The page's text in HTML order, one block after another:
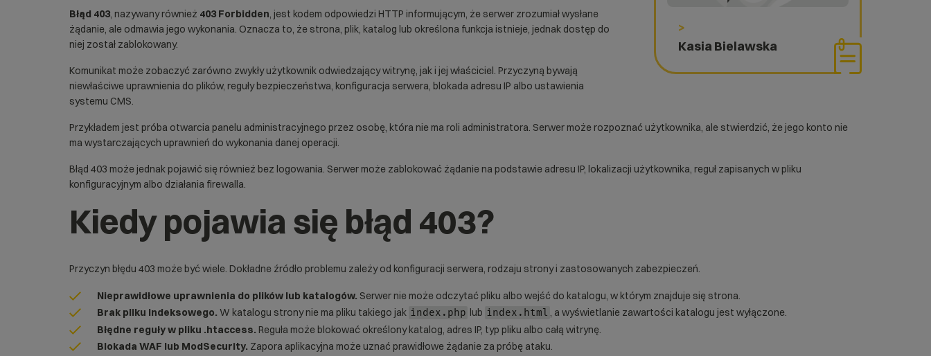
>
Kasia Bielawska
Błąd 403, nazywany również 403 Forbidden, jest kodem odpowiedzi HTTP informującym, że serwer zrozumiał wysłane
żądanie, ale odmawia jego wykonania. Oznacza to, że strona, plik, katalog lub określona funkcja istnieje, jednak dostęp do
niej został zablokowany.
Komunikat może zobaczyć zarówno zwykły użytkownik odwiedzający witrynę, jak i jej właściciel. Przyczyną bywają
niewłaściwe uprawnienia do plików, reguły bezpieczeństwa, konfiguracja serwera, blokada adresu IP albo ustawienia
systemu CMS.
Przykładem jest próba otwarcia panelu administracyjnego przez osobę, która nie ma roli administratora. Serwer może rozpoznać użytkownika, ale stwierdzić, że jego konto nie
ma wystarczających uprawnień do wykonania danej operacji.
Błąd 403 może jednak pojawić się również bez logowania. Serwer może zablokować żądanie na podstawie adresu IP, lokalizacji użytkownika, reguł zapisanych w pliku
konfiguracyjnym albo działania firewalla.
Kiedy pojawia się błąd 403?
Przyczyn błędu 403 może być wiele. Dokładne źródło problemu zależy od konfiguracji serwera, rodzaju strony i zastosowanych zabezpieczeń.
Nieprawidłowe uprawnienia do plików lub katalogów. Serwer nie może odczytać pliku albo wejść do katalogu, w którym znajduje się strona.
Brak pliku indeksowego. W katalogu strony nie ma pliku takiego jak index.php lub index.html , a wyświetlanie zawartości katalogu jest wyłączone.
Błędne reguły w pliku .htaccess. Reguła może blokować określony katalog, adres IP, typ pliku albo całą witrynę.
Blokada WAF lub ModSecurity. Zapora aplikacyjna może uznać prawidłowe żądanie za próbę ataku.